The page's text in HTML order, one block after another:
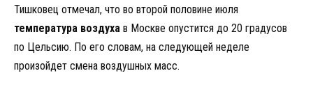
Тишковец отмечал, что во второй половине июля
температура воздуха в Москве опустится до 20 градусов
по Цельсию. По его словам, на следующей неделе
произойдет смена воздушных масс.